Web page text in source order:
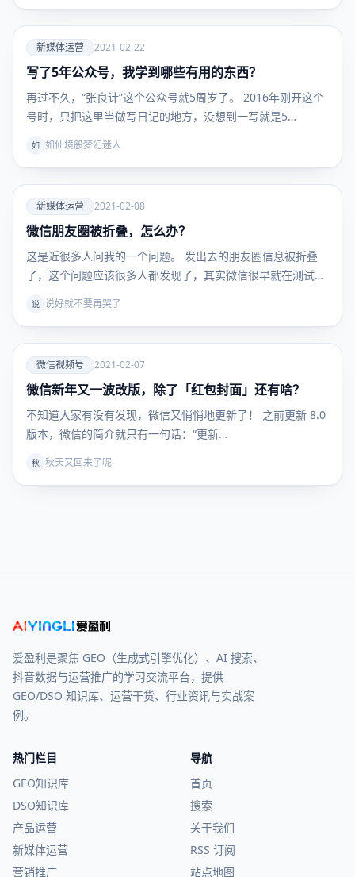
爱
新媒体运
营
新媒体运营 2021-02-22
写了5年公众号，我学到哪些有用的东西？
再过不久，“张良计”这个公众号就5周岁了。 2016年刚开这个
号时，只把这里当做写日记的地方，没想到一写就是5…
如 如仙境般梦幻迷人
爱
新媒体运
营
新媒体运营 2021-02-08
微信朋友圈被折叠，怎么办？
这是近很多人问我的一个问题。 发出去的朋友圈信息被折叠
了，这个问题应该很多人都发现了，其实微信很早就在测试
说 说好就不要再哭了
爱
微信视频
号
微信视频号 2021-02-07
微信新年又一波改版，除了「红包封面」还有啥？
不知道大家有没有发现，微信又悄悄地更新了！ 之前更新 8.0
版本，微信的简介就只有一句话：“更新…
秋 秋天又回来了呢
爱盈利是聚焦 GEO（生成式引擎优化）、AI 搜索、
抖音数据与运营推广的学习交流平台，提供
GEO/DSO 知识库、运营干货、行业资讯与实战案
例。
热门栏目
GEO知识库
DSO知识库
产品运营
新媒体运营
营销推广
导航
首页
搜索
关于我们
RSS 订阅
站点地图